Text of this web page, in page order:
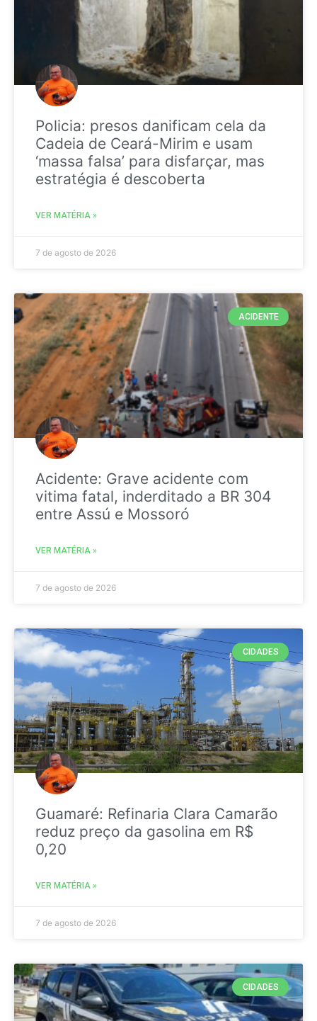
Policia: presos danificam cela da
Cadeia de Ceará-Mirim e usam
‘massa falsa’ para disfarçar, mas
estratégia é descoberta
VER MATÉRIA »
7 de agosto de 2026
ACIDENTE
Acidente: Grave acidente com
vitima fatal, inderditado a BR 304
entre Assú e Mossoró
VER MATÉRIA »
7 de agosto de 2026
CIDADES
Guamaré: Refinaria Clara Camarão
reduz preço da gasolina em R$
0,20
VER MATÉRIA »
7 de agosto de 2026
CIDADES